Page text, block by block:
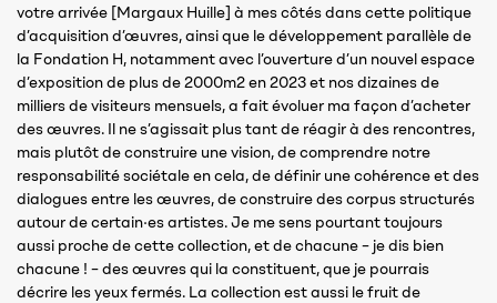
votre arrivée [Margaux Huille] à mes côtés dans cette politique
d’acquisition d’œuvres, ainsi que le développement parallèle de
la Fondation H, notamment avec l’ouverture d’un nouvel espace
d’exposition de plus de 2000m2 en 2023 et nos dizaines de
milliers de visiteurs mensuels, a fait évoluer ma façon d’acheter
des œuvres. Il ne s’agissait plus tant de réagir à des rencontres,
mais plutôt de construire une vision, de comprendre notre
responsabilité sociétale en cela, de définir une cohérence et des
dialogues entre les œuvres, de construire des corpus structurés
autour de certain·es artistes. Je me sens pourtant toujours
aussi proche de cette collection, et de chacune – je dis bien
chacune ! – des œuvres qui la constituent, que je pourrais
décrire les yeux fermés. La collection est aussi le fruit de